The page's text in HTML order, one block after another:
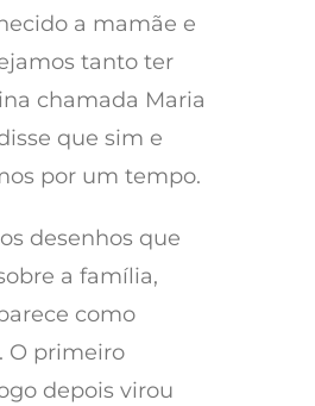
a mamãe e
tanto ter
chamada Maria
que sim e
por um tempo.
desenhos que
a família,
como
O primeiro
depois virou